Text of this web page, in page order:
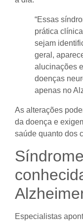
“Essas
prática
sejam
geral,
alucinações
doenças
apenas no
As alterações
da doença e
saúde quanto dos
Especialistas